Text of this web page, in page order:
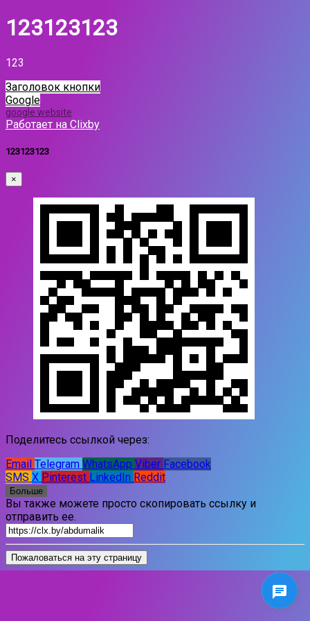
123123123
123
Заголовок кнопки
Google
google website
Работает на Clixby
123123123
×
Поделитесь ссылкой через:
Email Telegram WhatsApp Viber Facebook
SMS X Pinterest LinkedIn Reddit
Больше
Вы также можете просто скопировать ссылку и
отправить ее.
Пожаловаться на эту страницу